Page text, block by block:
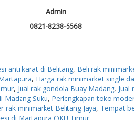
Admin
0821-8238-6568
anti karat di Belitang, Beli rak
, Harga rak minimarket single
, Jual rak gondola Buay Madang, Jual
Madang Suku, Perlengkapan toko
rak minimarket Belitang Jaya, Tempat
di Martapura OKU Timur